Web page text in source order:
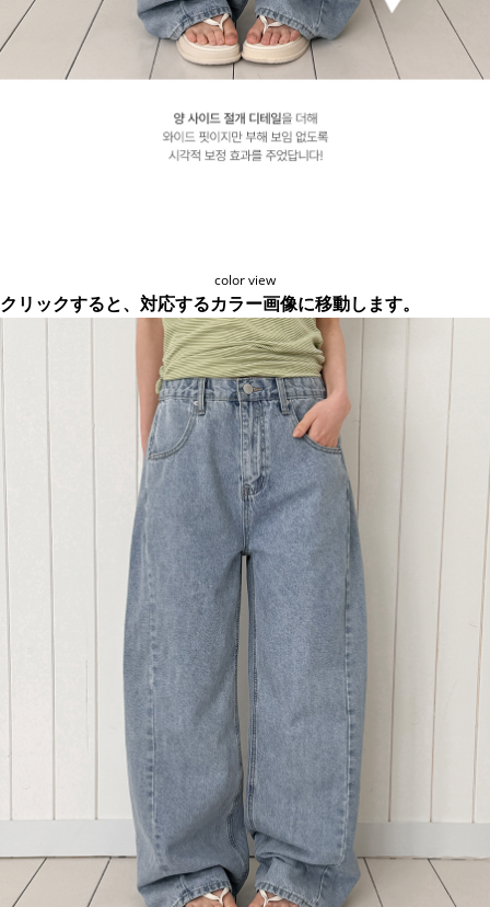
color view
クリックすると、対応するカラー画像に移動します。